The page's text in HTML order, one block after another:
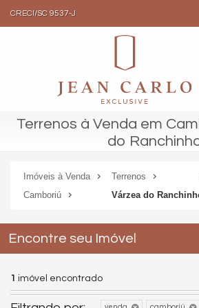
CRECI/SC 9537-J
Terrenos à Venda em
do
Imóveis à Venda Terrenos
Camboriú
Várzea do
Encontre seu Imóvel
1 imóvel encontrado